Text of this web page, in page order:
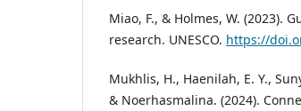
Miao, F., & Holmes, W. (2023).
research. UNESCO. https://
Mukhlis, H., Haenilah, E. Y.,
& Noerhasmalina. (2024).